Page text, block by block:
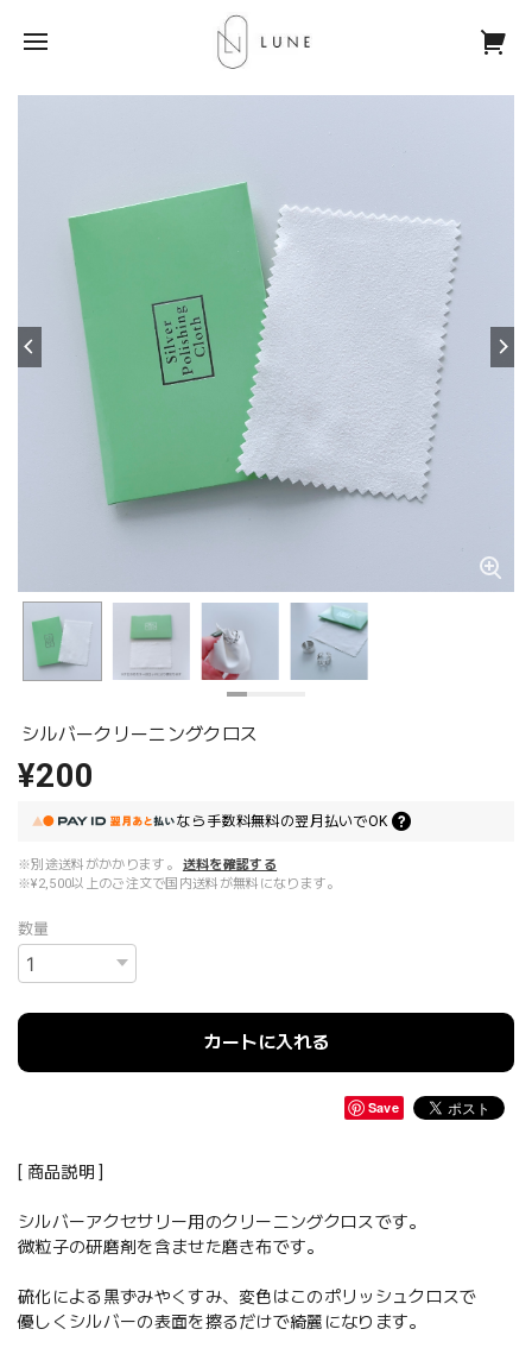
シルバークリーニングクロス
¥200
なら 手数料無料の翌月払いでOK
※別途送料がかかります。
送料を確認する
※¥2,500以上のご注文で国内送料が無料になります。
数量
カートに入れる
Save
[ 商品説明 ]
シルバーアクセサリー用のクリーニングクロスです。
微粒子の研磨剤を含ませた磨き布です。
硫化による黒ずみやくすみ、変色はこのポリッシュクロスで
優しくシルバーの表面を擦るだけで綺麗になります。